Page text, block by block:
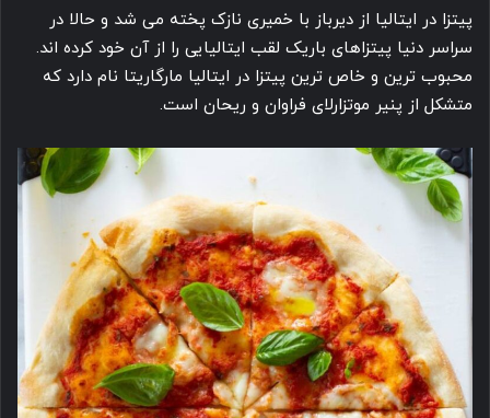
پیتزا در ایتالیا از دیرباز با خمیری نازک پخته می شد و حالا در
سراسر دنیا پیتزاهای باریک لقب ایتالیایی را از آن خود کرده اند.
محبوب ترین و خاص ترین پیتزا در ایتالیا مارگاریتا نام دارد که
متشکل از پنیر موتزارلای فراوان و ریحان است.